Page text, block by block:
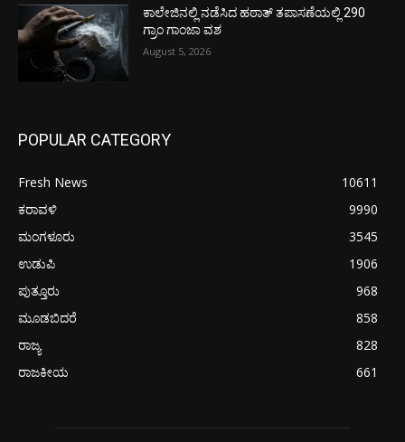
ಕಾಲೇಜಿನಲ್ಲಿ ನಡೆಸಿದ ಹಠಾತ್ ತಪಾಸಣೆಯಲ್ಲಿ 290
ಗ್ರಾಂ ಗಾಂಜಾ ವಶ
August 5, 2026
POPULAR CATEGORY
Fresh News
10611
ಕರಾವಳಿ
9990
ಮಂಗಳೂರು
3545
ಉಡುಪಿ
1906
ಪುತ್ತೂರು
968
ಮೂಡಬಿದರೆ
858
ರಾಜ್ಯ
828
ರಾಜಕೀಯ
661